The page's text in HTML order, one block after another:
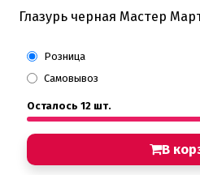
Глазурь черная Мастер
Розница
Самовывоз
Осталось 12 шт.
В